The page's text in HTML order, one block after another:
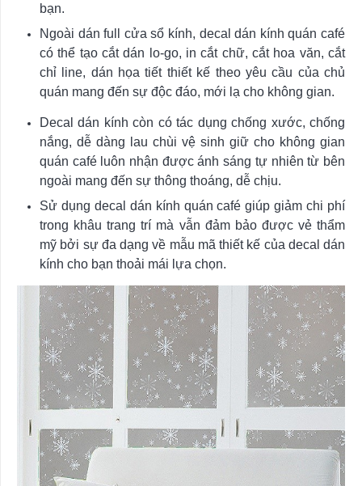
bạn.
Ngoài dán full cửa sổ kính, decal dán kính quán café
có thể tạo cắt dán lo-go, in cắt chữ, cắt hoa văn, cắt
chỉ line, dán họa tiết thiết kế theo yêu cầu của chủ
quán mang đến sự độc đáo, mới lạ cho không gian.
Decal dán kính còn có tác dụng chống xước, chống
nắng, dễ dàng lau chùi vệ sinh giữ cho không gian
quán café luôn nhận được ánh sáng tự nhiên từ bên
ngoài mang đến sự thông thoáng, dễ chịu.
Sử dụng decal dán kính quán café giúp giảm chi phí
trong khâu trang trí mà vẫn đảm bảo được vẻ thẩm
mỹ bởi sự đa dạng về mẫu mã thiết kế của decal dán
kính cho bạn thoải mái lựa chọn.